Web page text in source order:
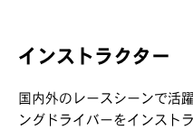
インストラクター
国内外のレースシーンで活
ングドライバーをインスト